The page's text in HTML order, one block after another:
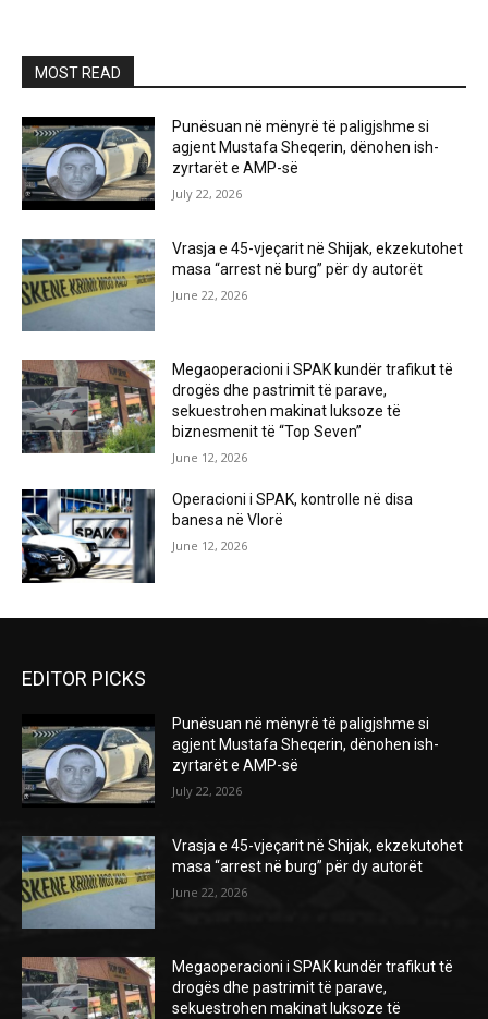
MOST READ
Punësuan në mënyrë të paligjshme si
agjent Mustafa Sheqerin, dënohen ish-
zyrtarët e AMP-së
July 22, 2026
Vrasja e 45-vjeçarit në Shijak, ekzekutohet
masa “arrest në burg” për dy autorët
June 22, 2026
Megaoperacioni i SPAK kundër trafikut të
drogës dhe pastrimit të parave,
sekuestrohen makinat luksoze të
biznesmenit të “Top Seven”
June 12, 2026
Operacioni i SPAK, kontrolle në disa
banesa në Vlorë
June 12, 2026
EDITOR PICKS
Punësuan në mënyrë të paligjshme si
agjent Mustafa Sheqerin, dënohen ish-
zyrtarët e AMP-së
July 22, 2026
Vrasja e 45-vjeçarit në Shijak, ekzekutohet
masa “arrest në burg” për dy autorët
June 22, 2026
Megaoperacioni i SPAK kundër trafikut të
drogës dhe pastrimit të parave,
sekuestrohen makinat luksoze të